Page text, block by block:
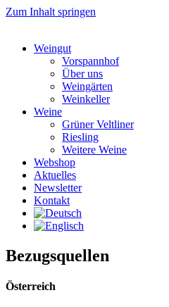
Zum Inhalt springen
Weingut
Vorspannhof
Über uns
Weingärten
Weinkeller
Weine
Grüner Veltliner
Riesling
Weitere Weine
Webshop
Aktuelles
Newsletter
Kontakt
Bezugsquellen
Österreich